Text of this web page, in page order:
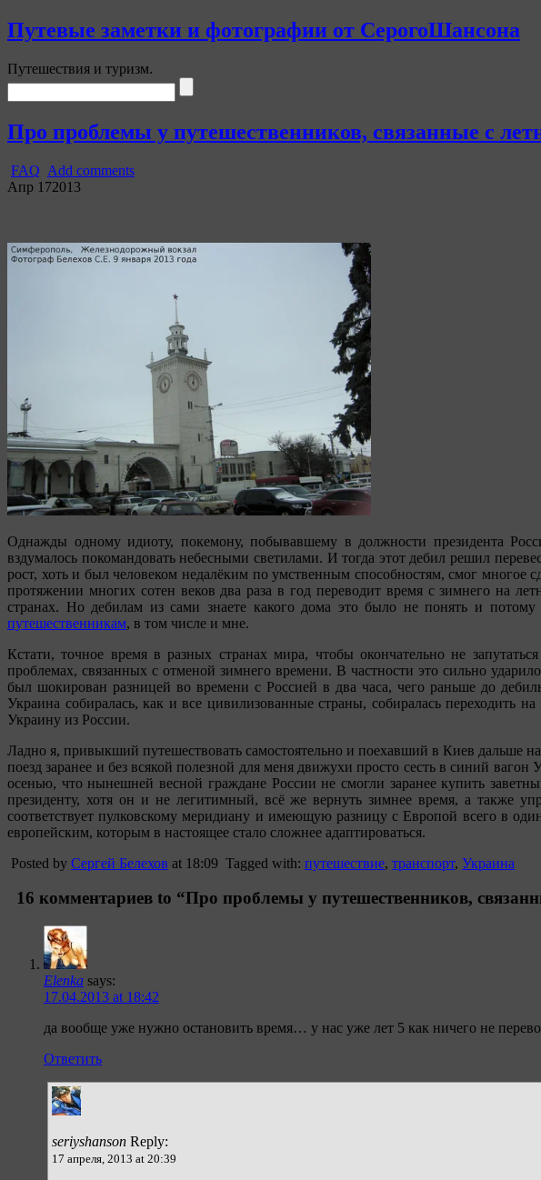
Путевые заметки и фотографии от СерогоШансона
Путешествия и туризм.
Про проблемы у путешественников, связанные с
FAQ Add comments
Апр 172013
Однажды одному идиоту, покемону, побывавшему в должности президента
вздумалось покомандовать небесными светилами. И тогда этот дебил решил
рост, хоть и был человеком недалёким по умственным способностям, смог многое
протяжении многих сотен веков два раза в год переводит время с зимнего на
странах. Но дебилам из сами знаете какого дома это было не понять и
путешественникам, в том числе и мне.
Кстати, точное время в разных странах мира, чтобы окончательно не
проблемах, связанных с отменой зимнего времени. В частности это сильно
был шокирован разницей во времени с Россией в два часа, чего раньше до
Украина собиралась, как и все цивилизованные страны, собиралась переходить
Украину из России.
Ладно я, привыкший путешествовать самостоятельно и поехавший в Киев дальше
поезд заранее и без всякой полезной для меня движухи просто сесть в синий
осенью, что нынешней весной граждане России не смогли заранее купить
президенту, хотя он и не легитимный, всё же вернуть зимнее время, а также
соответствует пулковскому меридиану и имеющую разницу с Европой всего в
европейским, которым в настоящее стало сложнее адаптироваться.
Posted by Сергей Белехов at 18:09 Tagged with: путешествие, транспорт, Украина
16 комментариев to “Про проблемы у путешественников,
Elenka says:
17.04.2013 at 18:42
да вообще уже нужно остановить время… у нас уже лет 5 как ничего не
Ответить
seriyshanson Reply:
17 апреля, 2013 at 20:39